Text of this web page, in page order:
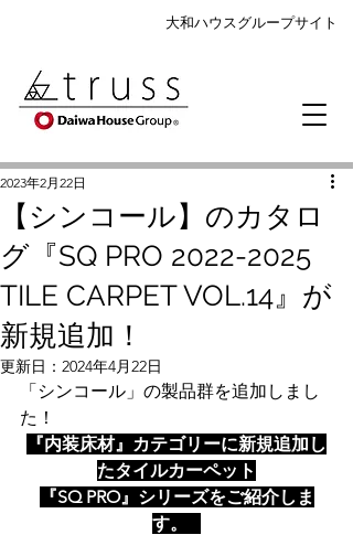
大和ハウスグループサイト
【シンコール】のカタロ
グ『SQ PRO 2022-2025
TILE CARPET VOL.14』が
新規追加！
2023年2月22日
更新日： 2024年4月22日
「シンコール」の製品群を追加しまし
た！
『内装床材』カテゴリーに新規追加し
たタイルカーペット
『SQ PRO』シリーズをご紹介しま
す。